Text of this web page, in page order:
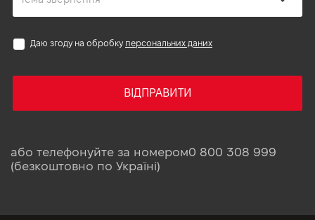
Даю згоду на обробку персональних даних
ВІДПРАВИТИ
або телефонуйте за номером0 800 308 999
(безкоштовно по Україні)